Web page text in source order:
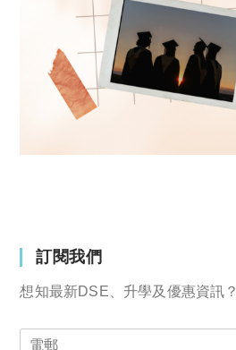
訂閱我們
想知最新DSE、升學及優惠資訊？